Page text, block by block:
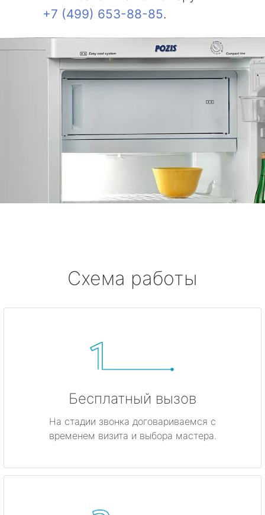
+7 (499) 653-88-85.
Схема работы
Бесплатный вызов
На стадии звонка договариваемся с
временем визита и выбора мастера.